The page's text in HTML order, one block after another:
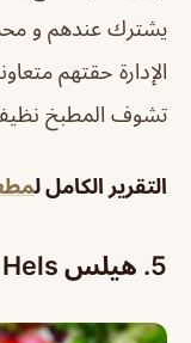
يشترك عندهم و
الإدارة حقتهم
تشوف المطبخ
التقرير الكامل ل
5. هيلس Hels